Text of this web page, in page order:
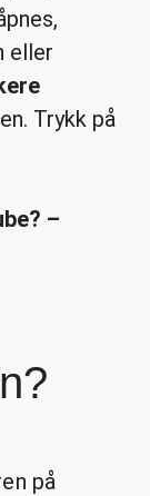
eller
Trykk på
–
på